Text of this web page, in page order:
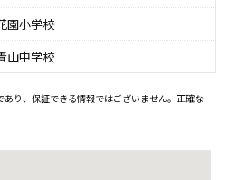
園小学校
山中学校
り、保証できる情報ではございません。正確な